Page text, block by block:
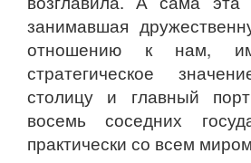
занимавшая
отношению к нам,
стратегическое
столицу и главный
восемь соседних
практически со всем